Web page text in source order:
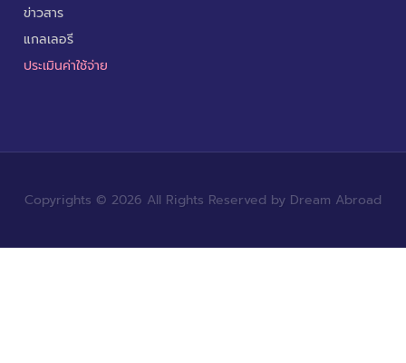
ข่าวสาร
แกลเลอรี
ประเมินค่าใช้จ่าย
Copyrights © 2026 All Rights Reserved by Dream Abroad